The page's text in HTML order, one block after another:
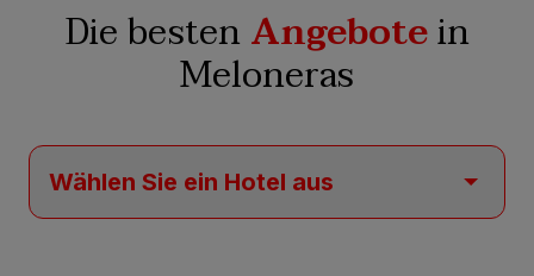
Die bestenAngebotein
Meloneras